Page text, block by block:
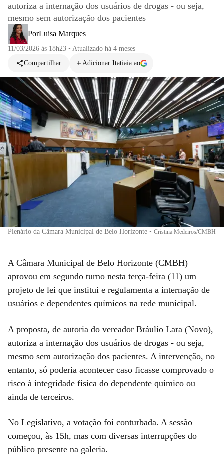
autoriza a internação dos usuários de drogas - ou seja,
mesmo sem autorização dos pacientes
PorLuisa Marques
11/03/2026 às 18h23 • Atualizado há 4 meses
Compartilhar
Adicionar Itatiaia ao
Plenário da Câmara Municipal de Belo Horizonte • Cristina Medeiros/CMBH
A Câmara Municipal de Belo Horizonte (CMBH)
aprovou em segundo turno nesta terça-feira (11) um
projeto de lei que institui e regulamenta a internação de
usuários e dependentes químicos na rede municipal.
A proposta, de autoria do vereador Bráulio Lara (Novo),
autoriza a internação dos usuários de drogas - ou seja,
mesmo sem autorização dos pacientes. A intervenção, no
entanto, só poderia acontecer caso ficasse comprovado o
risco à integridade física do dependente químico ou
ainda de terceiros.
No Legislativo, a votação foi conturbada. A sessão
começou, às 15h, mas com diversas interrupções do
público presente na galeria.